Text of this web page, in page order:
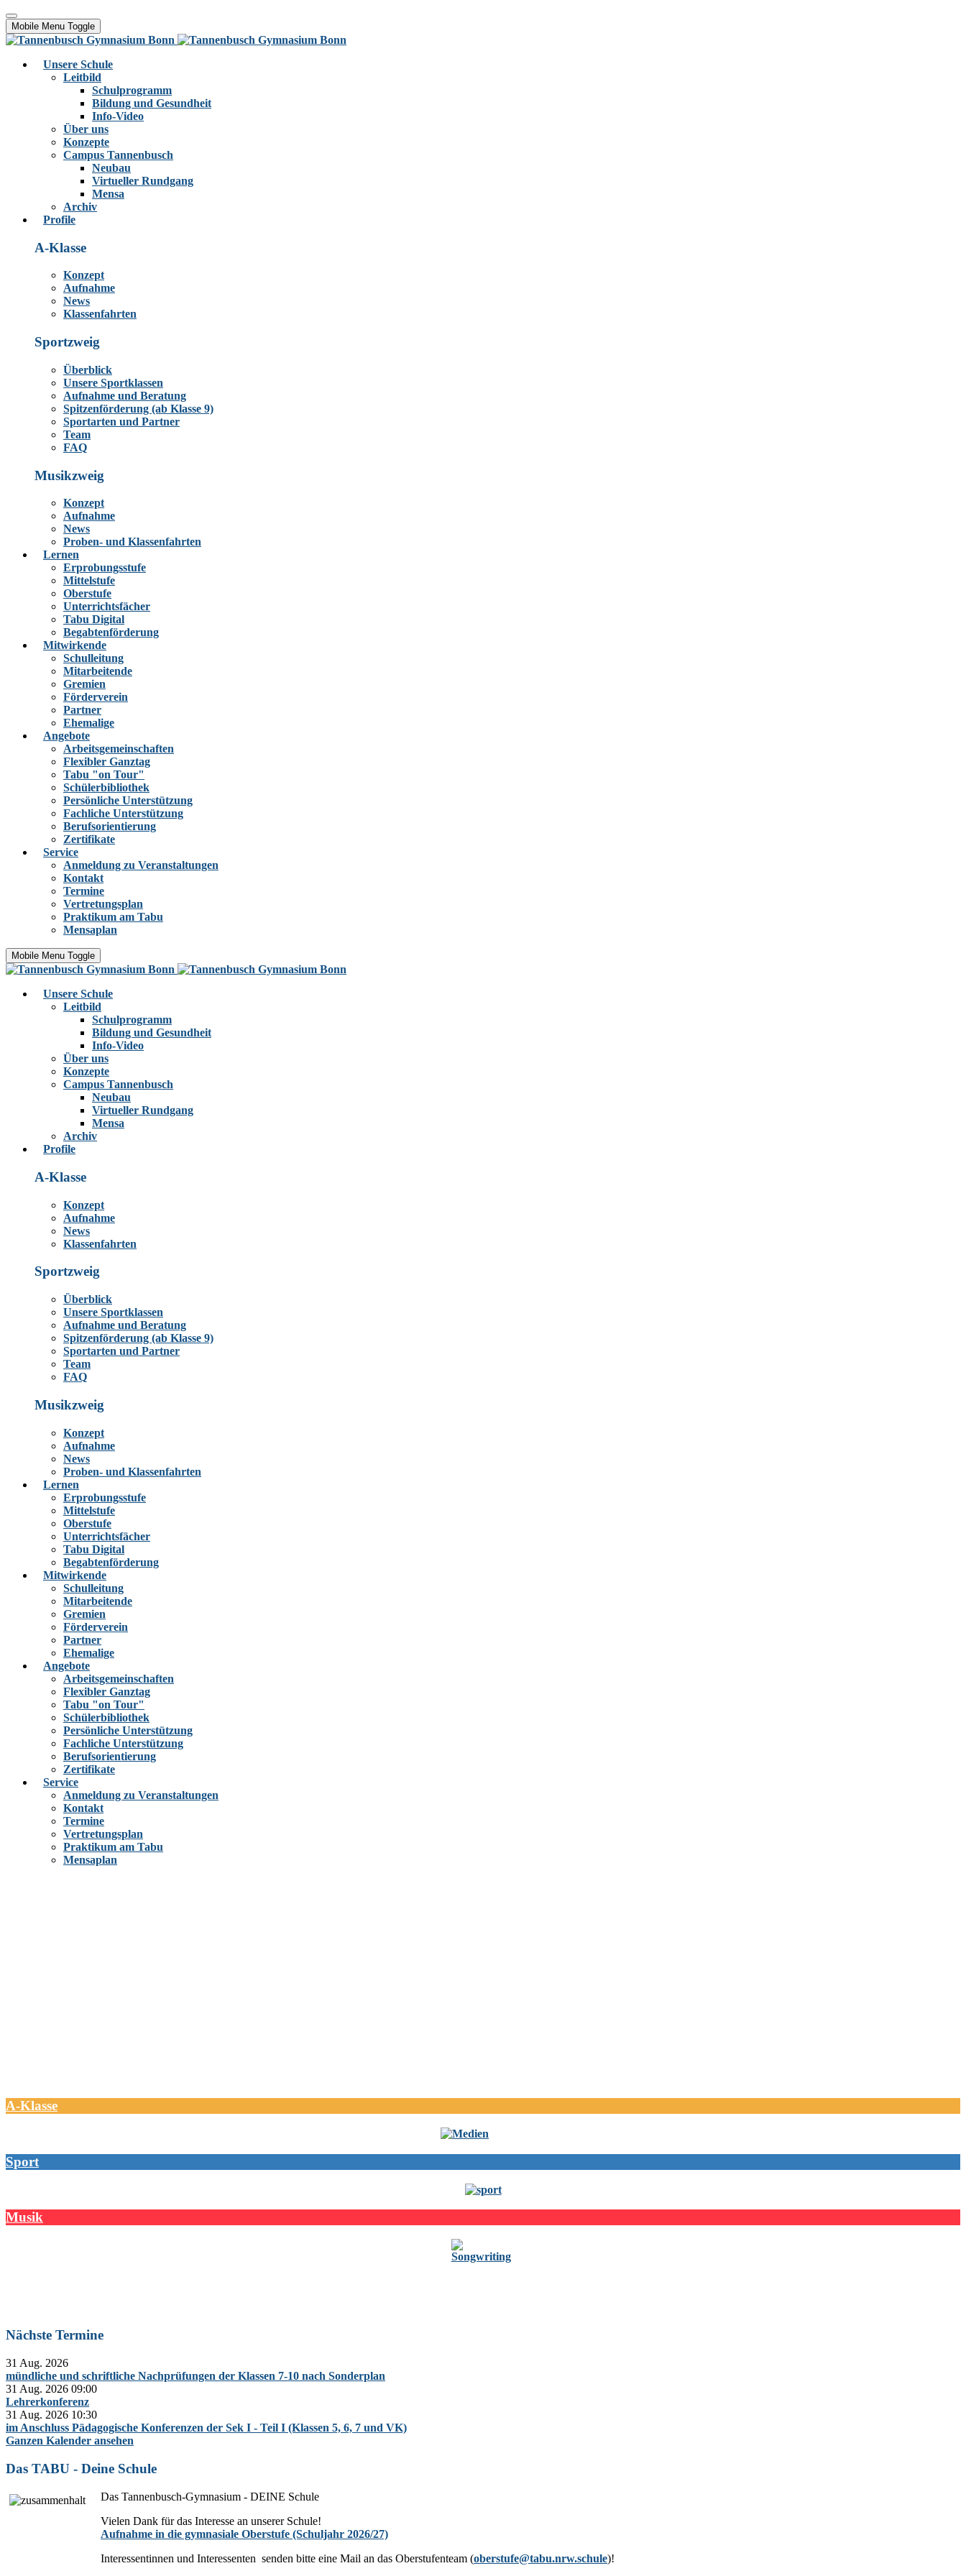
Mobile Menu Toggle
Unsere Schule
Leitbild
Schulprogramm
Bildung und Gesundheit
Info-Video
Über uns
Konzepte
Campus Tannenbusch
Neubau
Virtueller Rundgang
Mensa
Archiv
Profile
A-Klasse
Konzept
Aufnahme
News
Klassenfahrten
Sportzweig
Überblick
Unsere Sportklassen
Aufnahme und Beratung
Spitzenförderung (ab Klasse 9)
Sportarten und Partner
Team
FAQ
Musikzweig
Konzept
Aufnahme
News
Proben- und Klassenfahrten
Lernen
Erprobungsstufe
Mittelstufe
Oberstufe
Unterrichtsfächer
Tabu Digital
Begabtenförderung
Mitwirkende
Schulleitung
Mitarbeitende
Gremien
Förderverein
Partner
Ehemalige
Angebote
Arbeitsgemeinschaften
Flexibler Ganztag
Tabu "on Tour"
Schülerbibliothek
Persönliche Unterstützung
Fachliche Unterstützung
Berufsorientierung
Zertifikate
Service
Anmeldung zu Veranstaltungen
Kontakt
Termine
Vertretungsplan
Praktikum am Tabu
Mensaplan
Mobile Menu Toggle
Unsere Schule
Leitbild
Schulprogramm
Bildung und Gesundheit
Info-Video
Über uns
Konzepte
Campus Tannenbusch
Neubau
Virtueller Rundgang
Mensa
Archiv
Profile
A-Klasse
Konzept
Aufnahme
News
Klassenfahrten
Sportzweig
Überblick
Unsere Sportklassen
Aufnahme und Beratung
Spitzenförderung (ab Klasse 9)
Sportarten und Partner
Team
FAQ
Musikzweig
Konzept
Aufnahme
News
Proben- und Klassenfahrten
Lernen
Erprobungsstufe
Mittelstufe
Oberstufe
Unterrichtsfächer
Tabu Digital
Begabtenförderung
Mitwirkende
Schulleitung
Mitarbeitende
Gremien
Förderverein
Partner
Ehemalige
Angebote
Arbeitsgemeinschaften
Flexibler Ganztag
Tabu "on Tour"
Schülerbibliothek
Persönliche Unterstützung
Fachliche Unterstützung
Berufsorientierung
Zertifikate
Service
Anmeldung zu Veranstaltungen
Kontakt
Termine
Vertretungsplan
Praktikum am Tabu
Mensaplan
A-Klasse
Sport
Musik
Nächste Termine
31 Aug. 2026
mündliche und schriftliche Nachprüfungen der Klassen 7-10 nach Sonderplan
31 Aug. 2026 09:00
Lehrerkonferenz
31 Aug. 2026 10:30
im Anschluss Pädagogische Konferenzen der Sek I - Teil I (Klassen 5, 6, 7 und VK)
Ganzen Kalender ansehen
Das TABU - Deine Schule
Das Tannenbusch-Gymnasium - DEINE Schule
Vielen Dank für das Interesse an unserer Schule!
Aufnahme in die gymnasiale Oberstufe (Schuljahr 2026/27)
Interessentinnen und Interessenten senden bitte eine Mail an das Oberstufenteam (oberstufe@tabu.nrw.schule)!